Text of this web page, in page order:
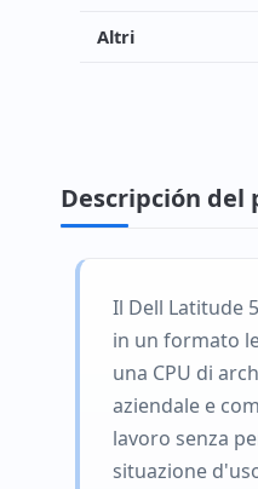
Altri
Descripción del
Il Dell Latitude
in un formato
una CPU di
aziendale e
lavoro senza
situazione